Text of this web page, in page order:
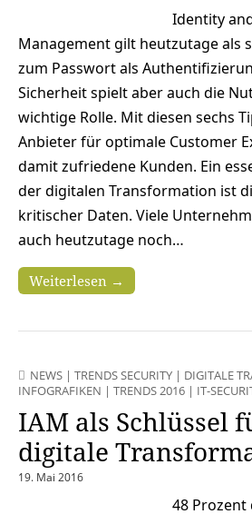
Identity
Management gilt heutzutage als
zum Passwort als
Sicherheit spielt aber auch die
wichtige Rolle. Mit diesen sechs
Anbieter für optimale Customer
damit zufriedene Kunden. Ein
der digitalen Transformation ist
kritischer Daten. Viele
auch heutzutage noch…
Weiterlesen →
NEWS | TRENDS SECURITY | DIGITALE
INFOGRAFIKEN | TRENDS 2016 | IT-
IAM als Schlüssel
digitale
19. Mai 2016
48